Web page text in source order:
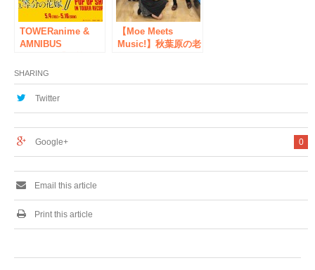
TOWERanime &
AMNIBUS
花嫁∬ POP UP
SHOP in TOWER
RECORDS」を開
【Moe Meets
Music!】秋葉原の老
フェ」がタワーレコ
SHARING
Twitter
0
Google+
Email this article
Print this article